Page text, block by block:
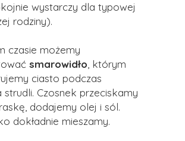
wystarczy dla typowej
rodziny).
czasie możemy
smarowidło , którym
ciasto podczas
strudli. Czosnek przeciskamy
dodajemy olej i sól.
dokładnie mieszamy.